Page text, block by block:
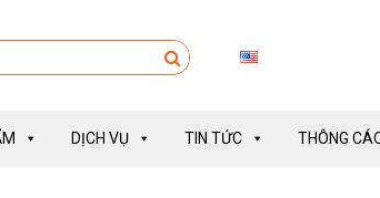
DỊCH VỤ TIN TỨC THÔNG